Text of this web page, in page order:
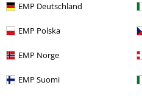
EMP Deutschland
EMP Polska
EMP Norge
EMP Suomi
Boty na platformě Phantom s 10-
řadým šněrováním
Boty